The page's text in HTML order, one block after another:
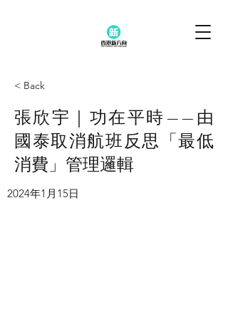
< Back
張欣宇｜功在平時——由
國泰取消航班反思「最低
消費」管理邏輯
2024年1月15日